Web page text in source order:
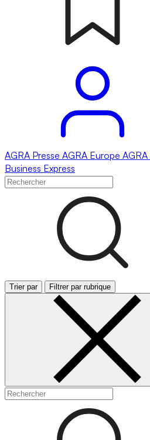
AGRA Presse AGRA Europe AGRA
Business Express
Trier par Filtrer par rubrique